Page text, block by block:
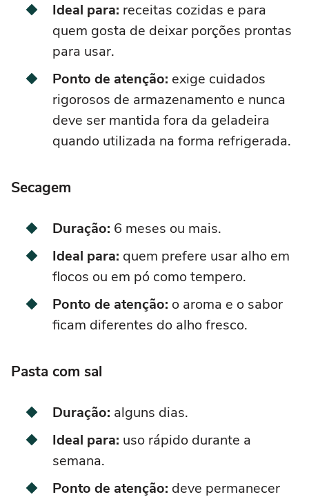
Ideal para: receitas cozidas e para
quem gosta de deixar porções prontas
para usar.
Ponto de atenção: exige cuidados
rigorosos de armazenamento e nunca
deve ser mantida fora da geladeira
quando utilizada na forma refrigerada.
Secagem
Duração: 6 meses ou mais.
Ideal para: quem prefere usar alho em
flocos ou em pó como tempero.
Ponto de atenção: o aroma e o sabor
ficam diferentes do alho fresco.
Pasta com sal
Duração: alguns dias.
Ideal para: uso rápido durante a
semana.
Ponto de atenção: deve permanecer